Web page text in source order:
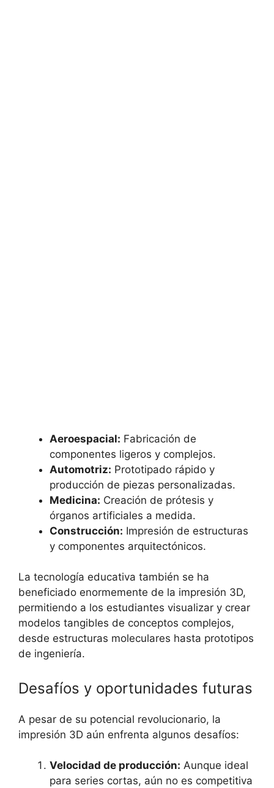
Aeroespacial: Fabricación de
componentes ligeros y complejos.
Automotriz: Prototipado rápido y
producción de piezas personalizadas.
Medicina: Creación de prótesis y
órganos artificiales a medida.
Construcción: Impresión de estructuras
y componentes arquitectónicos.
La tecnología educativa también se ha
beneficiado enormemente de la impresión 3D,
permitiendo a los estudiantes visualizar y crear
modelos tangibles de conceptos complejos,
desde estructuras moleculares hasta prototipos
de ingeniería.
Desafíos y oportunidades futuras
A pesar de su potencial revolucionario, la
impresión 3D aún enfrenta algunos desafíos:
Velocidad de producción: Aunque ideal
para series cortas, aún no es competitiva